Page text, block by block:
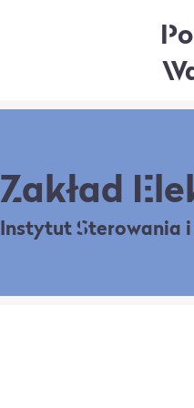
Zakład
Instytut Sterowania